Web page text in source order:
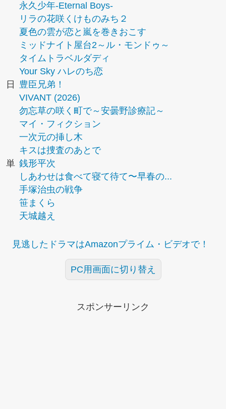
永久少年-Eternal Boys-
リラの花咲くけものみち２
夏色の雲が恋と嵐を巻きおこす
ミッドナイト屋台2～ル・モンドゥ～
タイムトラベルダディ
Your Sky ハレのち恋
日
豊臣兄弟！
VIVANT (2026)
勿忘草の咲く町で～安曇野診療記～
マイ・フィクション
一次元の挿し木
キスは捜査のあとで
単 銭形平次
しあわせは食べて寝て待て〜早春の...
手塚治虫の戦争
笹まくら
天城越え
見逃したドラマはAmazonプライム・ビデオで！
PC用画面に切り替え
スポンサーリンク